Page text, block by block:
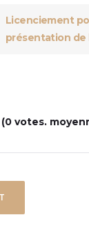
Licenciement
présentation de
0 votes.